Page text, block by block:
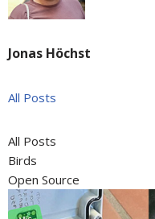
Jonas Höchst
All Posts
All Posts
Birds
Open Source